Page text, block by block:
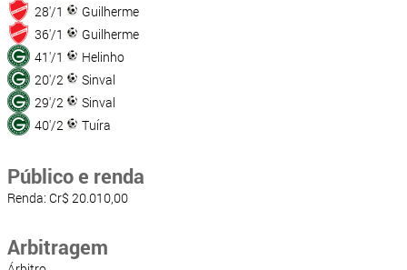
28'/1
Guilherme
36'/1
Guilherme
41'/1
Helinho
20'/2
Sinval
29'/2
Sinval
40'/2
Tuíra
Público e renda
Renda: Cr$ 20.010,00
Arbitragem